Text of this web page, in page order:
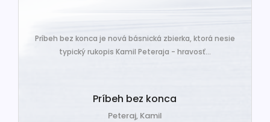
Príbeh bez konca je nová básnická zbierka, ktorá nesie
typický rukopis Kamil Peteraja - hravosť...
Príbeh bez konca
Peteraj, Kamil